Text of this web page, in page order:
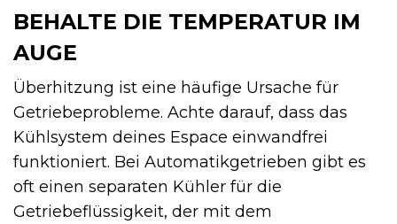
BEHALTE DIE TEMPERATUR IM
AUGE
Überhitzung ist eine häufige Ursache für
Getriebeprobleme. Achte darauf, dass das
Kühlsystem deines Espace einwandfrei
funktioniert. Bei Automatikgetrieben gibt es
oft einen separaten Kühler für die
Getriebeflüssigkeit, der mit dem